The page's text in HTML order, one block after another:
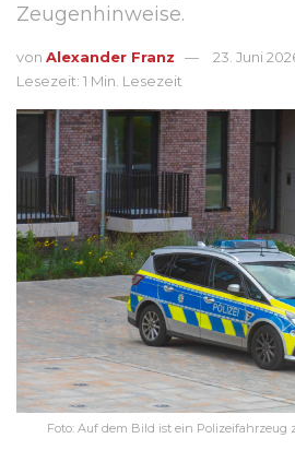
Zeugenhinweise.
von Alexander Franz
23. Juni
Lesezeit: 1 Min. Lesezeit
Foto: Auf dem Bild ist ein Polizeifahrzeug